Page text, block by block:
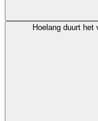
Hoelang duurt